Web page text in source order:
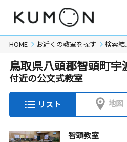
HOME お近くの教室を探す 検索結
鳥取県八頭郡智頭町宇
付近の公文式教室
リスト 地図
智頭教室